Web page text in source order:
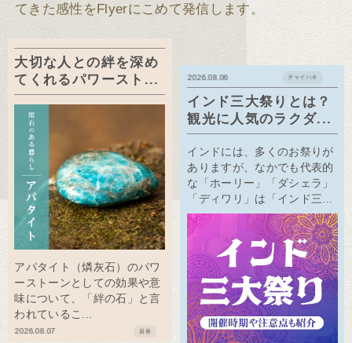
てきた感性をFlyerにこめて発信します。
大切な人との絆を深め
てくれるパワースト...
アパタイト（燐灰石）のパワ
ーストーンとしての効果や意
味について、「絆の石」と言
われているこ...
2026.08.07 岩座
インド三大祭りとは？
観光に人気のラクダ...
インドには、多くのお祭りが
ありますが、なかでも代表的
な「ホーリー」「ダシェラ」
「ディワリ」は「インド三...
2026.08.06 チャイハネ